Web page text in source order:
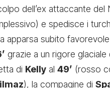
dell’ex attaccante del
e spedisce i
apparsa subito
grazie a un rigore glaciale
di Kelly al 49’ (rosso
), la compagine di